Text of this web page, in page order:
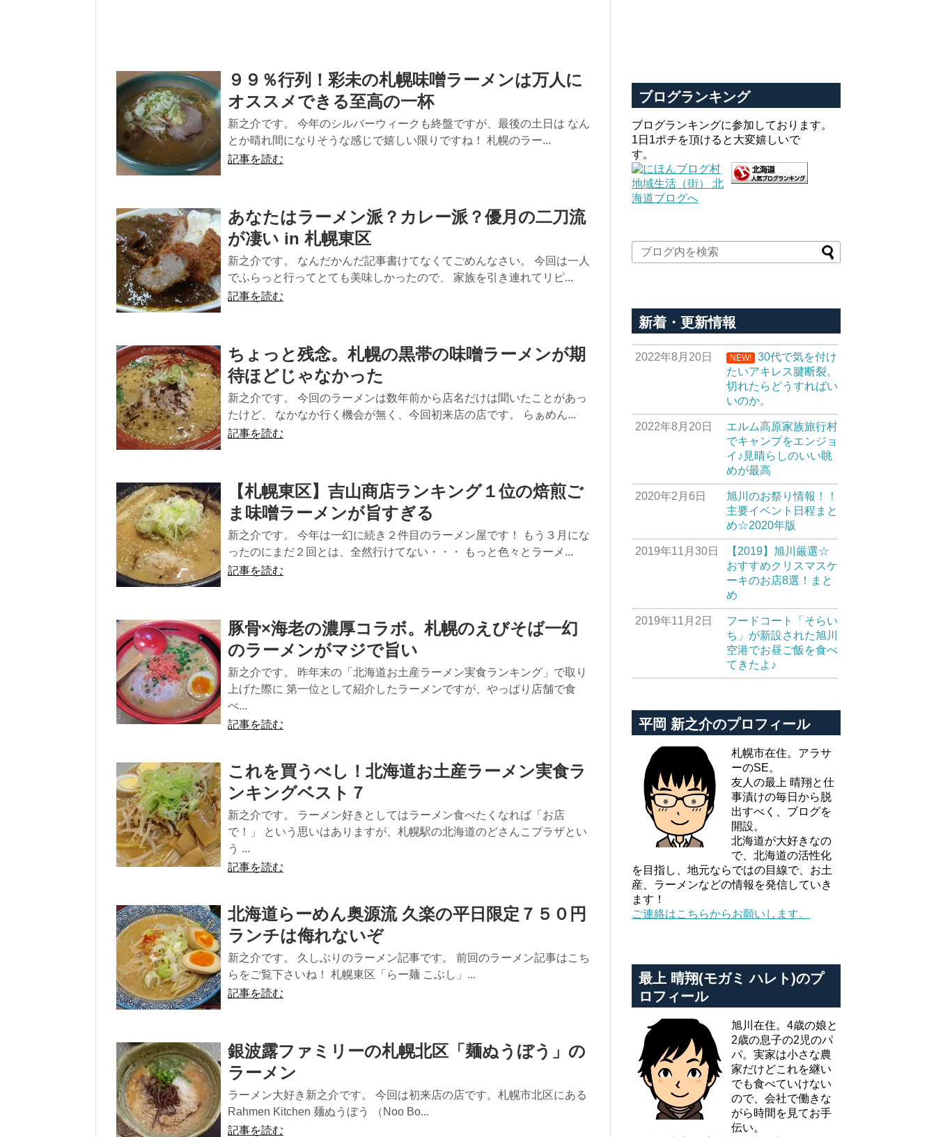
９９％行列！彩未の札幌味噌ラーメンは万人に
オススメできる至高の一杯
新之介です。 今年のシルバーウィークも終盤ですが、最後の土日は なん
とか晴れ間になりそうな感じで嬉しい限りですね！ 札幌のラー...
記事を読む
あなたはラーメン派？カレー派？優月の二刀流
が凄い in 札幌東区
新之介です。 なんだかんだ記事書けてなくてごめんなさい。 今回は一人
でふらっと行ってとても美味しかったので、 家族を引き連れてリピ...
記事を読む
ちょっと残念。札幌の黒帯の味噌ラーメンが期
待ほどじゃなかった
新之介です。 今回のラーメンは数年前から店名だけは聞いたことがあっ
たけど、 なかなか行く機会が無く、今回初来店の店です。 らぁめん...
記事を読む
【札幌東区】吉山商店ランキング１位の焙煎ご
ま味噌ラーメンが旨すぎる
新之介です。 今年は一幻に続き２件目のラーメン屋です！ もう３月にな
ったのにまだ２回とは、全然行けてない・・・ もっと色々とラーメ...
記事を読む
豚骨×海老の濃厚コラボ。札幌のえびそば一幻
のラーメンがマジで旨い
新之介です。 昨年末の「北海道お土産ラーメン実食ランキング」で取り
上げた際に 第一位として紹介したラーメンですが、やっぱり店舗で食
べ...
記事を読む
これを買うべし！北海道お土産ラーメン実食ラ
ンキングベスト７
新之介です。 ラーメン好きとしてはラーメン食べたくなれば「お店
で！」 という思いはありますが、札幌駅の北海道のどさんこプラザとい
う ...
記事を読む
北海道らーめん奥源流 久楽の平日限定７５０円
ランチは侮れないぞ
新之介です。 久しぶりのラーメン記事です。 前回のラーメン記事はこち
らをご覧下さいね！ 札幌東区「らー麺 こぶし」...
記事を読む
銀波露ファミリーの札幌北区「麺ぬうぼう」の
ラーメン
ラーメン大好き新之介です。 今回は初来店の店です。札幌市北区にある
Rahmen Kitchen 麺ぬうぼう （Noo Bo...
記事を読む
ブログランキング
ブログランキングに参加しております。
1日1ポチを頂けると大変嬉しいで
す。
新着・更新情報
2022年8月20日 NEW!
30代で気を付け
たいアキレス腱断裂。
切れたらどうすればい
いのか。
2022年8月20日
エルム高原家族旅行村
でキャンプをエンジョ
イ♪見晴らしのいい眺
めが最高
2020年2月6日
旭川のお祭り情報！！
主要イベント日程まと
め☆2020年版
2019年11月30日
【2019】旭川厳選☆
おすすめクリスマスケ
ーキのお店8選！まと
め
2019年11月2日
フードコート「そらい
ち」が新設された旭川
空港でお昼ご飯を食べ
てきたよ♪
平岡 新之介のプロフィール
札幌市在住。アラサ
ーのSE。
友人の最上 晴翔と仕
事漬けの毎日から脱
出すべく、ブログを
開設。
北海道が大好きなの
で、北海道の活性化
を目指し、地元ならではの目線で、お土
産、ラーメンなどの情報を発信していき
ます！
ご連絡はこちらからお願いします。
最上 晴翔(モガミ ハレト)のプ
ロフィール
旭川在住。4歳の娘と
2歳の息子の2児のパ
パ。実家は小さな農
家だけどこれを継い
でも食べていけない
ので、会社で働きな
がら時間を見てお手
伝い。